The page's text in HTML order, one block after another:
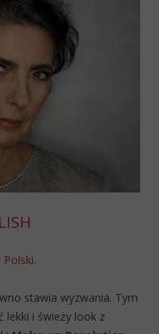
Polski.
stawia wyzwania. Tym
lekki i świeży look z